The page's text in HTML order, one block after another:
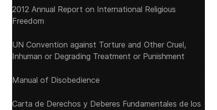
2012 Annual Report on International Religious
Freedom
UN Convention against Torture and Other Cruel,
Inhuman or Degrading Treatment or Punishment
Manual of Disobedience
Carta de Derechos y Deberes Fundamentales de los